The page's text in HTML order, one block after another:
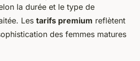
la durée et le type de
Les tarifs premium reflètent
des femmes matures